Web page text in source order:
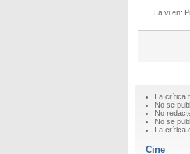
La vi en:
La crítica
No se
No
No se
La crítica
Cine